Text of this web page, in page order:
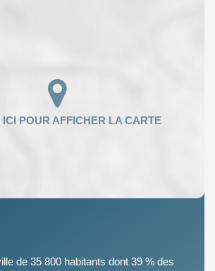
de 35 800 habitants dont 39 % des